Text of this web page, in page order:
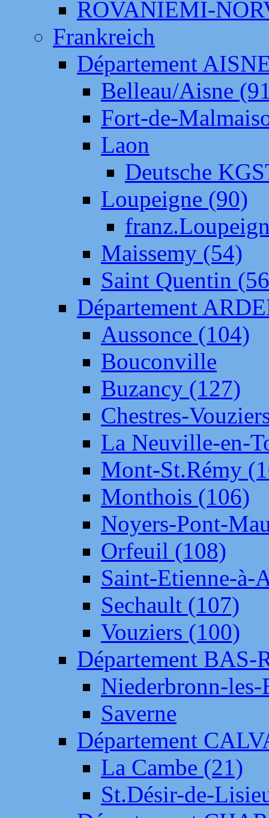
ROVANIEMI-
Frankreich
Département
Belleau/Aisne
Fort-de-
Laon
Deutsche
Loupeigne (90)
Maissemy (54)
Saint Quentin
Département
Aussonce (104)
Bouconville
Buzancy (127)
Chestres-
La Neuville-en-
Mont-St.Rémy
Monthois (106)
Noyers-Pont-
Orfeuil (108)
Saint-Etienne-à-
Sechault (107)
Vouziers (100)
Département BAS-
Niederbronn-
Saverne
Département
La Cambe (21)
St.Désir-de-